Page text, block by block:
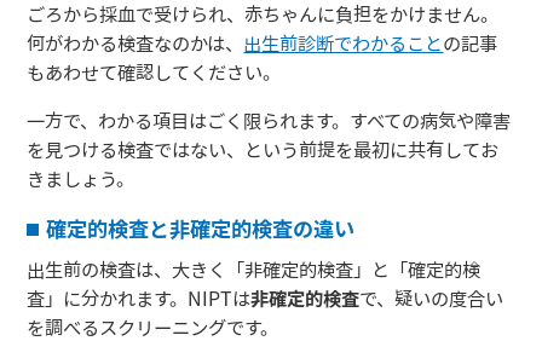
ごろから採血で受けられ、赤ちゃんに負担をかけません。
何がわかる検査なのかは、 出生前診断でわかること の記事
もあわせて確認してください。
一方で、わかる項目はごく限られます。すべての病気や障害
を見つける検査ではない、という前提を最初に共有してお
きましょう。
確定的検査と非確定的検査の違い
出生前の検査は、大きく「非確定的検査」と「確定的検
査」に分かれます。NIPTは非確定的検査で、疑いの度合い
を調べるスクリーニングです。